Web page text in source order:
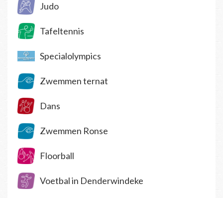
Judo
Tafeltennis
Specialolympics
Zwemmen ternat
Dans
Zwemmen Ronse
Floorball
Voetbal in Denderwindeke